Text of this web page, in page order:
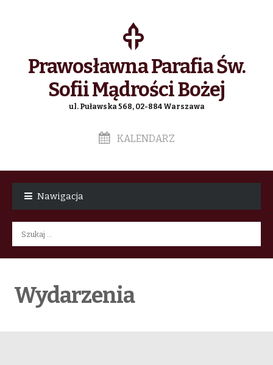
Prawosławna Parafia Św.
Sofii Mądrości Bożej
ul. Puławska 568, 02-884 Warszawa
KALENDARZ
Nawigacja
Szukaj:
Wydarzenia